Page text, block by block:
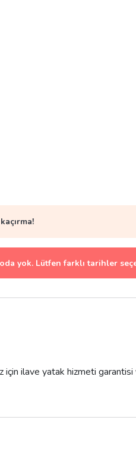
yok. Lütfen farklı tarihler
için ilave yatak hizmeti